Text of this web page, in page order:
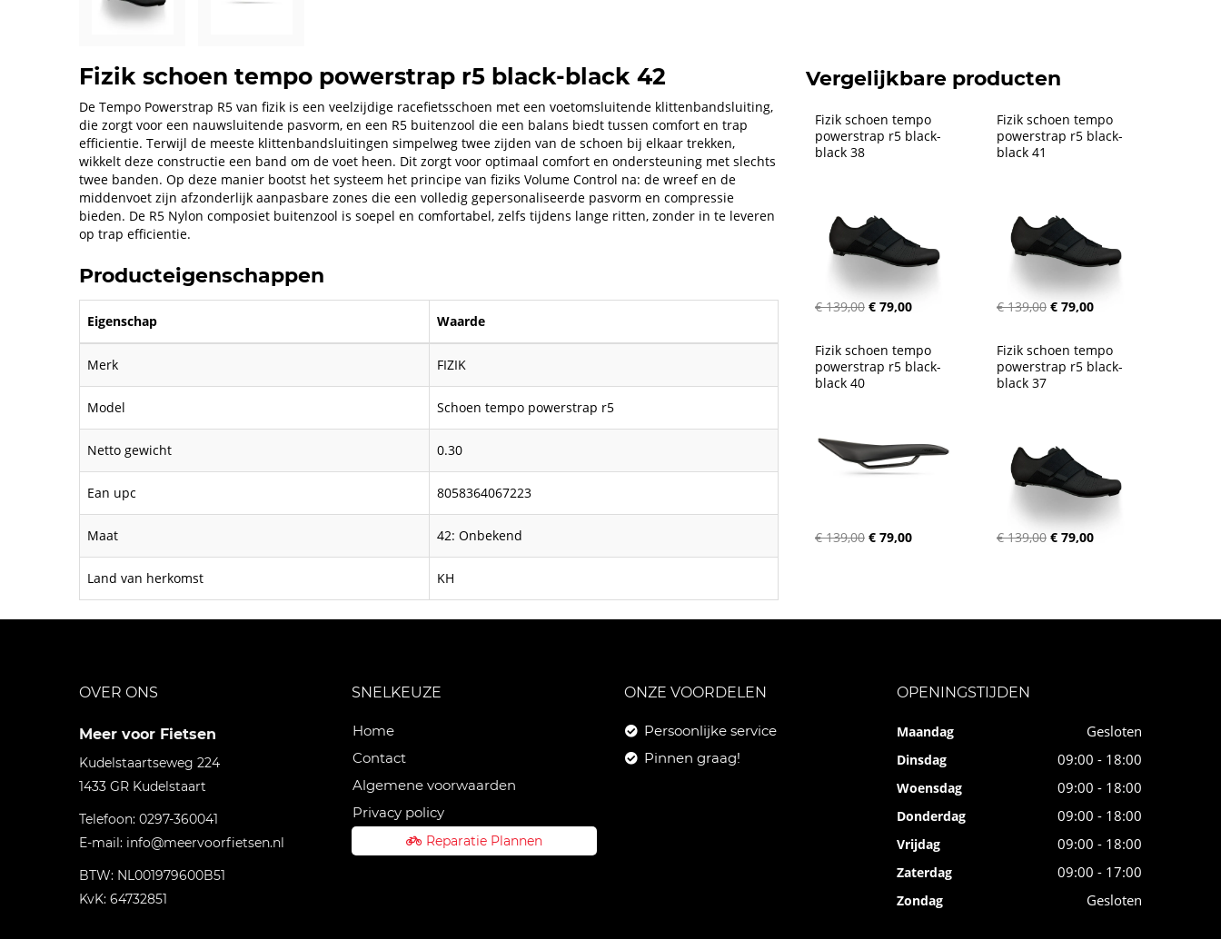
Fizik schoen tempo powerstrap r5 black-black 42
De Tempo Powerstrap R5 van fizik is een veelzijdige racefietsschoen met een voetomsluitende klittenbandsluiting,
die zorgt voor een nauwsluitende pasvorm, en een R5 buitenzool die een balans biedt tussen comfort en trap
efficientie. Terwijl de meeste klittenbandsluitingen simpelweg twee zijden van de schoen bij elkaar trekken,
wikkelt deze constructie een band om de voet heen. Dit zorgt voor optimaal comfort en ondersteuning met slechts
twee banden. Op deze manier bootst het systeem het principe van fiziks Volume Control na: de wreef en de
middenvoet zijn afzonderlijk aanpasbare zones die een volledig gepersonaliseerde pasvorm en compressie
bieden. De R5 Nylon composiet buitenzool is soepel en comfortabel, zelfs tijdens lange ritten, zonder in te leveren
op trap efficientie.
Producteigenschappen
Eigenschap Waarde
Merk FIZIK
Model Schoen tempo powerstrap r5
Netto gewicht 0.30
Ean upc 8058364067223
Maat 42: Onbekend
Land van herkomst KH
Vergelijkbare producten
Fizik schoen tempo
powerstrap r5 black-
black 38
€ 139,00 € 79,00
Fizik schoen tempo
powerstrap r5 black-
black 41
€ 139,00 € 79,00
Fizik schoen tempo
powerstrap r5 black-
black 40
€ 139,00 € 79,00
Fizik schoen tempo
powerstrap r5 black-
black 37
€ 139,00 € 79,00
OVER ONS
Meer voor Fietsen
Kudelstaartseweg 224
1433 GR Kudelstaart
Telefoon: 0297-360041
E-mail: info@meervoorfietsen.nl
BTW: NL001979600B51
KvK: 64732851
SNELKEUZE
Home
Contact
Algemene voorwaarden
Privacy policy
Reparatie Plannen
ONZE VOORDELEN
Persoonlijke service
Pinnen graag!
OPENINGSTIJDEN
Maandag Gesloten
Dinsdag 09:00 - 18:00
Woensdag 09:00 - 18:00
Donderdag 09:00 - 18:00
Vrijdag 09:00 - 18:00
Zaterdag 09:00 - 17:00
Zondag Gesloten